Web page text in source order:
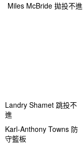
Karl-Anthony Towns 防
守籃板
Landry Shamet 跳投不
進
Miles McBride 拋投不進